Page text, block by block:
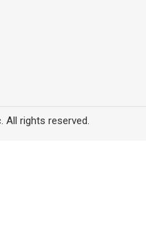
rights reserved.